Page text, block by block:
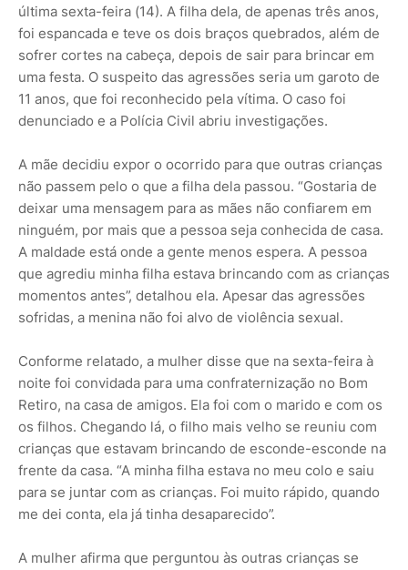
última sexta-feira (14). A filha dela, de apenas três anos,
foi espancada e teve os dois braços quebrados, além de
sofrer cortes na cabeça, depois de sair para brincar em
uma festa. O suspeito das agressões seria um garoto de
11 anos, que foi reconhecido pela vítima. O caso foi
denunciado e a Polícia Civil abriu investigações.
A mãe decidiu expor o ocorrido para que outras crianças
não passem pelo o que a filha dela passou. “Gostaria de
deixar uma mensagem para as mães não confiarem em
ninguém, por mais que a pessoa seja conhecida de casa.
A maldade está onde a gente menos espera. A pessoa
que agrediu minha filha estava brincando com as crianças
momentos antes”, detalhou ela. Apesar das agressões
sofridas, a menina não foi alvo de violência sexual.
Conforme relatado, a mulher disse que na sexta-feira à
noite foi convidada para uma confraternização no Bom
Retiro, na casa de amigos. Ela foi com o marido e com os
os filhos. Chegando lá, o filho mais velho se reuniu com
crianças que estavam brincando de esconde-esconde na
frente da casa. “A minha filha estava no meu colo e saiu
para se juntar com as crianças. Foi muito rápido, quando
me dei conta, ela já tinha desaparecido”.
A mulher afirma que perguntou às outras crianças se